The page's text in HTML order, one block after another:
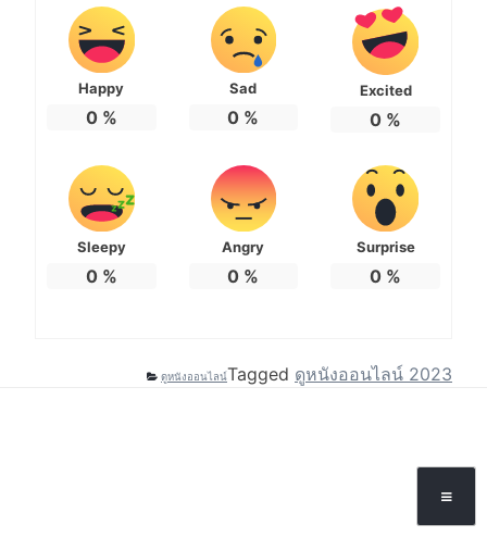

Happy
0%
Sad
0 %
Excited
0 %
Sleepy
0%
Angry
0 %
Surprise
0 %
ดูหนังออนไลน์Tagged ดูหนังออนไลน์ 2023